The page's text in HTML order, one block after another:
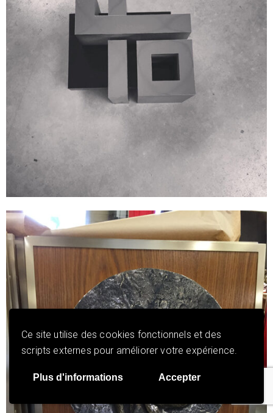
Ce site utilise des cookies fonctionnels et des
scripts externes pour améliorer votre expérience.
Plus d'informations Accepter